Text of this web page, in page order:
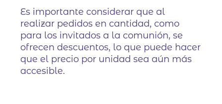
Es importante considerar que al
realizar pedidos en cantidad, como
para los invitados a la comunión, se
ofrecen descuentos, lo que puede hacer
que el precio por unidad sea aún más
accesible.